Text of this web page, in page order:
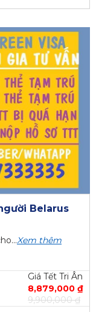
Belarus
Xem thêm
Giá Tết Tri Ân
8,879,000 ₫
9,900,000 ₫